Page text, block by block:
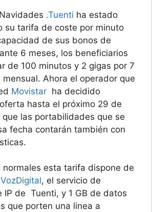
.Tuenti ha estado
su tarifa de coste por minuto
de sus bonos de
6 meses, los beneficiarios
de 100 minutos y 2 gigas por 7
Ahora el operador que
Movistar ha decidido
hasta el próximo 29 de
que las portabilidades que se
fecha contarán también con
normales esta tarifa dispone de
VozDigital, el servicio de
IP de Tuenti, y 1 GB de datos
que porten una linea a